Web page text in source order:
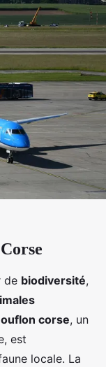
de biodiversité,
corse, un
est
locale. La